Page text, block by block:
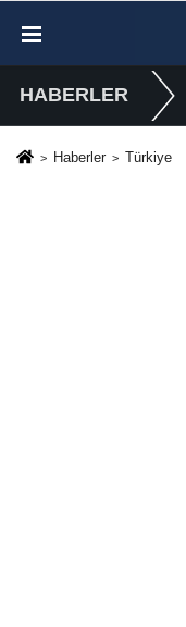
HABERLER
Haberler Türkiye